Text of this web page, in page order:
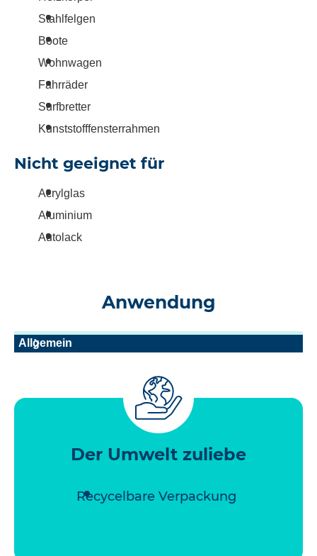
Stahlfelgen
Boote
Wohnwagen
Fahrräder
Surfbretter
Kunststofffensterrahmen
Nicht geeignet für
Acrylglas
Aluminium
Autolack
Anwendung
Allgemein
Der Umwelt zuliebe
Recycelbare Verpackung